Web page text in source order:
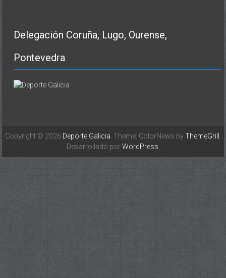
Delegación Coruña, Lugo, Ourense,
Pontevedra
Copyright © 2026 Deporte Galicia. Theme: ColorNews byThemeGrill .
Desarrollado porWordPress.